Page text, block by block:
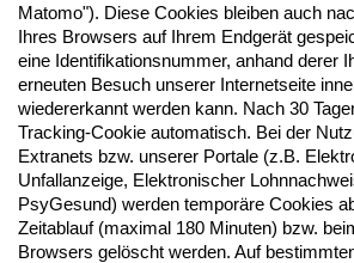
Matomo"). Diese Cookies bleiben auch
Ihres Browsers auf Ihrem Endgerät
eine Identifikationsnummer, anhand derer
erneuten Besuch unserer Internetseite
wiedererkannt werden kann. Nach 30
Tracking-Cookie automatisch. Bei der
Extranets bzw. unserer Portale (z.B.
Unfallanzeige, Elektronischer
PsyGesund) werden temporäre Cookies
Zeitablauf (maximal 180 Minuten) bzw.
Browsers gelöscht werden. Auf